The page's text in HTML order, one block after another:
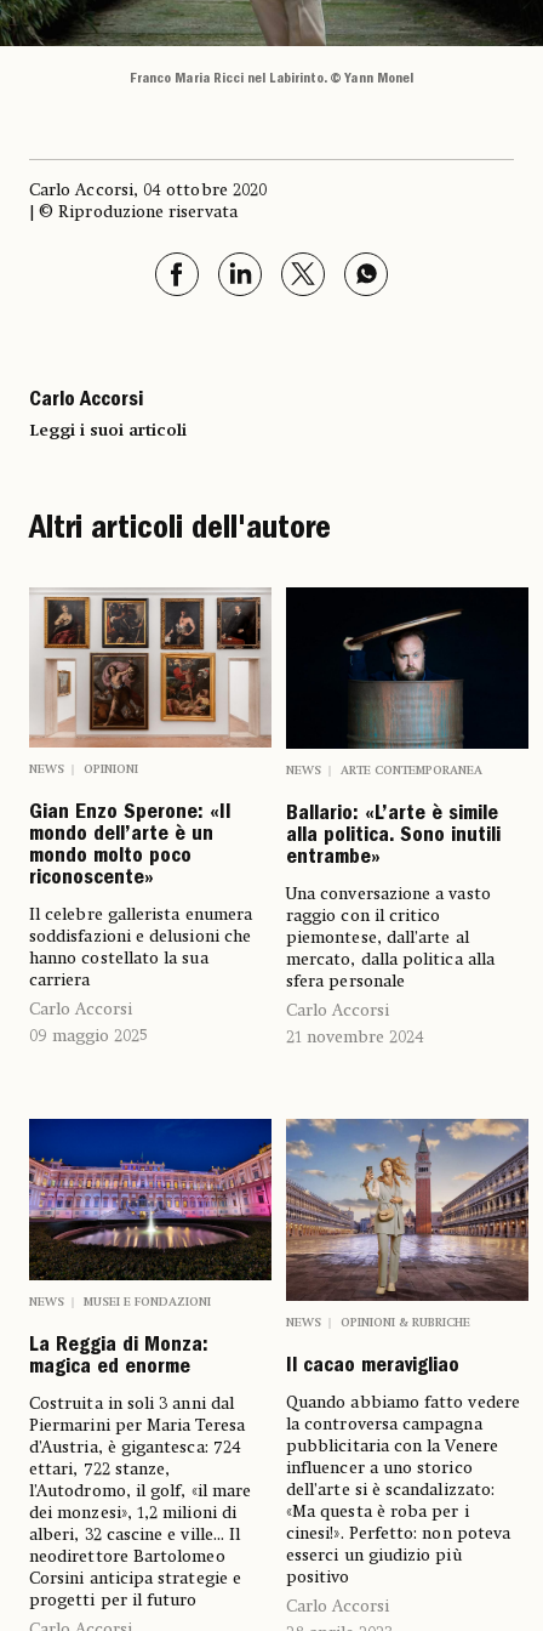
Franco Maria Ricci nel Labirinto. © Yann Monel
Carlo Accorsi, 04 ottobre 2020
| © Riproduzione riservata
Carlo Accorsi
Leggi i suoi articoli
Altri articoli dell'autore
NEWS OPINIONI
Gian Enzo Sperone: «Il
mondo dell’arte è un
mondo molto poco
riconoscente»
Il celebre gallerista enumera
soddisfazioni e delusioni che
hanno costellato la sua
carriera
Carlo Accorsi
09 maggio 2025
NEWS ARTE CONTEMPORANEA
Ballario: «L’arte è simile
alla politica. Sono inutili
entrambe»
Una conversazione a vasto
raggio con il critico
piemontese, dall’arte al
mercato, dalla politica alla
sfera personale
Carlo Accorsi
21 novembre 2024
NEWS MUSEI E FONDAZIONI
La Reggia di Monza:
magica ed enorme
Costruita in soli 3 anni dal
Piermarini per Maria Teresa
d’Austria, è gigantesca: 724
ettari, 722 stanze,
l’Autodromo, il golf, «il mare
dei monzesi», 1,2 milioni di
alberi, 32 cascine e ville... Il
neodirettore Bartolomeo
Corsini anticipa strategie e
progetti per il futuro
NEWS OPINIONI & RUBRICHE
Il cacao meravigliao
Quando abbiamo fatto vedere
la controversa campagna
pubblicitaria con la Venere
influencer a uno storico
dell’arte si è scandalizzato:
«Ma questa è roba per i
cinesi!». Perfetto: non poteva
esserci un giudizio più
positivo
Carlo Accorsi